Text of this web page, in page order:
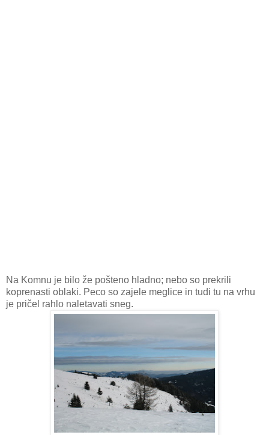
Na Komnu je bilo že pošteno hladno; nebo so prekrili
koprenasti oblaki. Peco so zajele meglice in tudi tu na vrhu
je pričel rahlo naletavati sneg.